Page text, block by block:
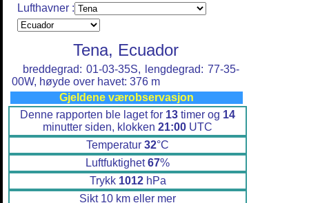
Lufthavner :
Tena, Ecuador
breddegrad: 01-03-35S, lengdegrad: 77-35-
00W, høyde over havet: 376 m
Gjeldene værobservasjon
Denne rapporten ble laget for 13 timer og 14
minutter siden, klokken 21:00 UTC
Temperatur 32°C
Luftfuktighet67%
Trykk 1012hPa
Sikt 10 km eller mer